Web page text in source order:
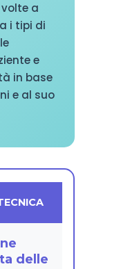
a
i tipi di
e
in base
e al suo
delle